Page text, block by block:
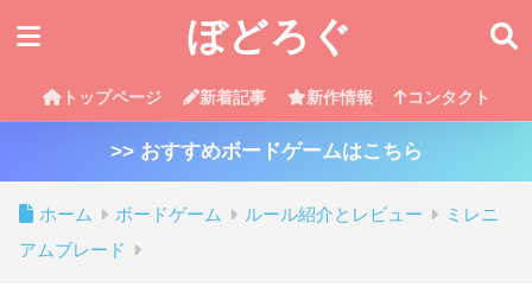
ぼどろぐ
トップページ 新着記事 新作情報 コンタクト
>> おすすめボードゲームはこちら
ホーム ボードゲーム ルール紹介とレビュー
ミレニ
アムブレード